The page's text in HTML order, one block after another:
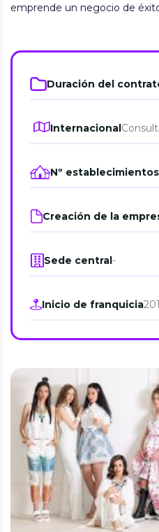
emprende un negocio de éxito
Duración del
Internacional
Nº establecimientos
Creación de la
Sede central-
Inicio de franquicia